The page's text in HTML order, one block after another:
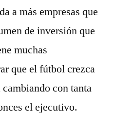
a más empresas que
de inversión que
muchas
que el fútbol crezca
con tanta
el ejecutivo.